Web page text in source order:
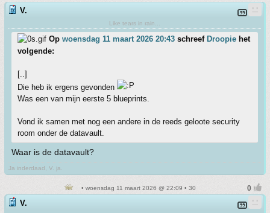
V.
Like tears in rain...
Op woensdag 11 maart 2026 20:43 schreef Droopie het
volgende:
[..]
Die heb ik ergens gevonden
Was een van mijn eerste 5 blueprints.
Vond ik samen met nog een andere in de reeds geloote security
room onder de datavault.
Waar is de datavault?
Ja inderdaad, V. ja.
• woensdag 11 maart 2026 @ 22:09 • 30
V.